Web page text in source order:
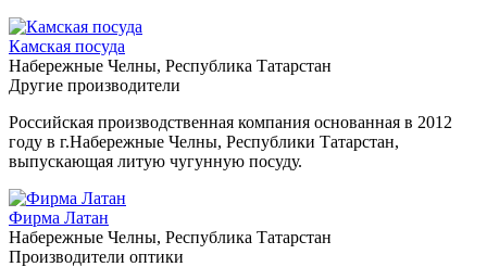
Камская посуда
Набережные Челны, Республика Татарстан
Другие производители
Российская производственная компания основанная в 2012
году в г.Набережные Челны, Республики Татарстан,
выпускающая литую чугунную посуду.
Фирма Латан
Набережные Челны, Республика Татарстан
Производители оптики